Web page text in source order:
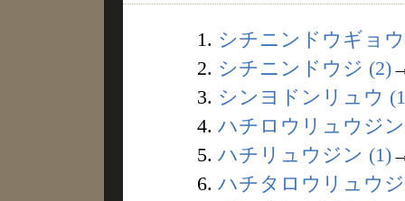
1. シチニンドウギョ
2. シチニンドウジ (2)
3. シンヨドンリュウ
4. ハチロウリュウジ
5. ハチリュウジン (1)
6. ハチタロウリュウ